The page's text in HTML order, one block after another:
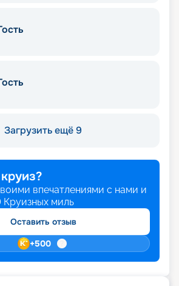
Загрузить ещё 9
впечатлениями с нами и
Круизных миль
Оставить отзыв
+500